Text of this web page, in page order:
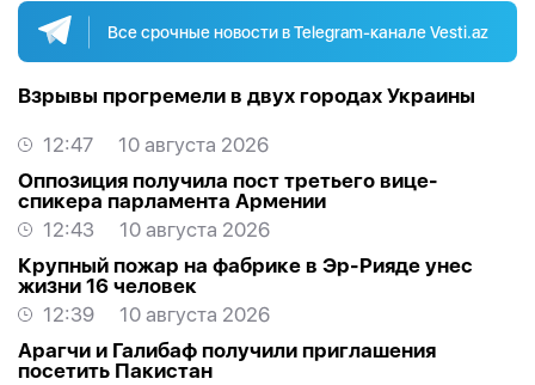
Все срочные новости в Telegram-канале Vesti.az
Взрывы прогремели в двух городах Украины
12:47
10 августа 2026
Оппозиция получила пост третьего вице-
спикера парламента Армении
12:43
10 августа 2026
Крупный пожар на фабрике в Эр-Рияде унес
жизни 16 человек
12:39
10 августа 2026
Арагчи и Галибаф получили приглашения
посетить Пакистан